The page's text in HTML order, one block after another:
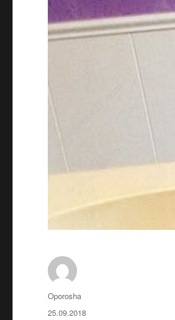
Автор
Oporosha
Опубликовано
25.09.2018